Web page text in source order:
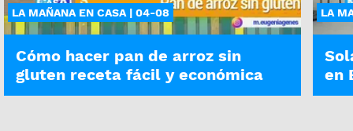
LA MAÑANA EN CASA | 04-08
Cómo hacer pan de arroz sin
gluten receta fácil y económica
LA
en